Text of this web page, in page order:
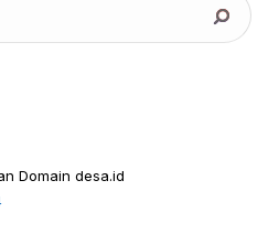
Domain desa.id